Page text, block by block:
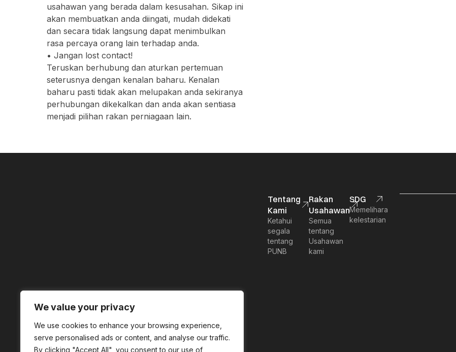
We value your privacy
We use cookies to enhance your browsing experience,
serve personalised ads or content, and analyse our traffic.
By clicking "Accept All", you consent to our use of
usahawan yang berada dalam kesusahan. Sikap ini
akan membuatkan anda diingati, mudah didekati
dan secara tidak langsung dapat menimbulkan
rasa percaya orang lain terhadap anda.
• Jangan lost contact!
Teruskan berhubung dan aturkan pertemuan
seterusnya dengan kenalan baharu. Kenalan
baharu pasti tidak akan melupakan anda sekiranya
perhubungan dikekalkan dan anda akan sentiasa
menjadi pilihan rakan perniagaan lain.
Tentang
Kami
Ketahui
segala
tentang
PUNB
Rakan
Usahawan
Semua
tentang
Usahawan
kami
SDG
Memelihara
kelestarian